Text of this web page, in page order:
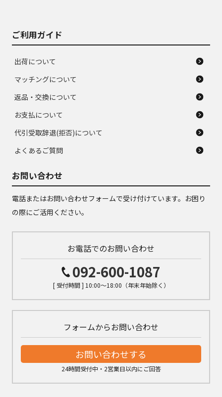
ご利用ガイド
出荷について
マッチングについて
返品・交換について
お支払について
代引受取辞退(拒否)について
よくあるご質問
お問い合わせ
電話またはお問い合わせフォームで受け付けています。お困り
の際にご活用ください。
お電話でのお問い合わせ
092-600-1087
[ 受付時間 ] 10:00～18:00（年末年始除く）
フォームからお問い合わせ
お問い合わせする
24時間受付中・2営業日以内にご回答